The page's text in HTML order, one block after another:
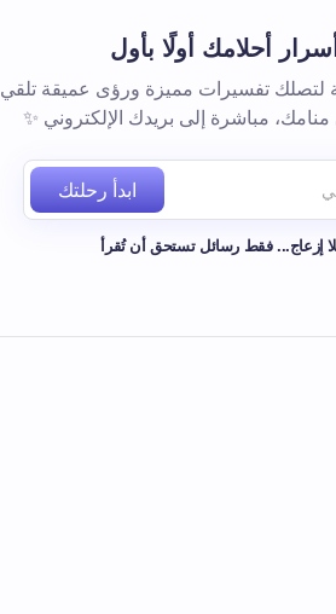
أحلامك أولًا بأول
لتصلك تفسيرات مميزة ورؤى عميقة تلقي
مباشرة إلى بريدك الإلكتروني ✨
ابدأ رحلتك
إزعاج... فقط رسائل تستحق أن تُقرأ